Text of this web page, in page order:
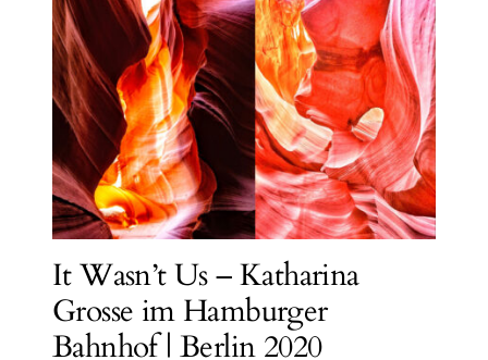
It Wasn’t Us – Katharina
Grosse im Hamburger
Bahnhof | Berlin 2020